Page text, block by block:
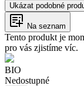
Ukázat podobné
Na seznam
Tento produkt je
pro vás zjistíme víc.
BIO
Nedostupné